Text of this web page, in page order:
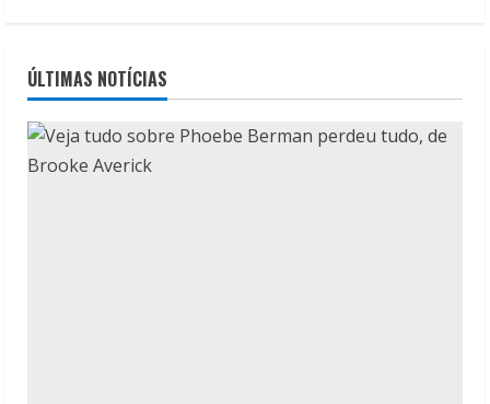
ÚLTIMAS NOTÍCIAS